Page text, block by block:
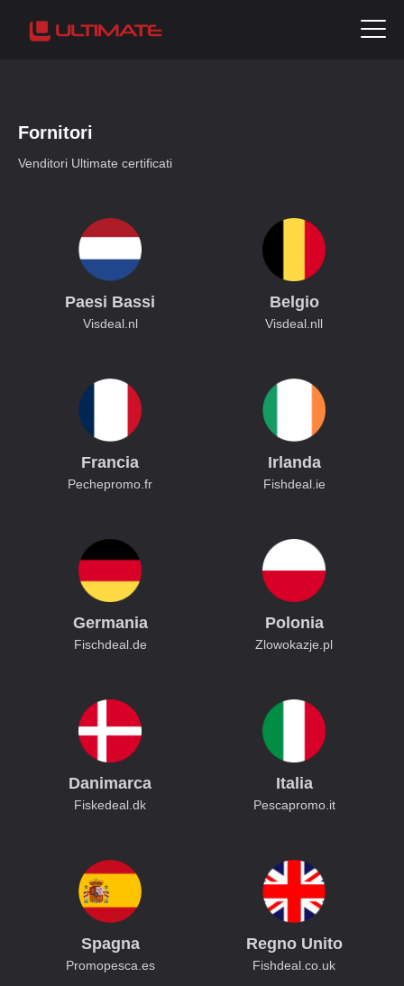
Fornitori
Venditori Ultimate certificati
Paesi Bassi
Visdeal.nl
Belgio
Visdeal.nll
Francia
Pechepromo.fr
Irlanda
Fishdeal.ie
Germania
Fischdeal.de
Polonia
Zlowokazje.pl
Danimarca
Fiskedeal.dk
Italia
Pescapromo.it
Spagna
Promopesca.es
Regno Unito
Fishdeal.co.uk